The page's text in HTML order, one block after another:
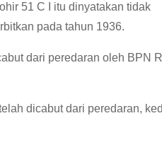
51 C I itu dinyatakan tidak
pada tahun 1936.
dari peredaran oleh BPN RI
dicabut dari peredaran,